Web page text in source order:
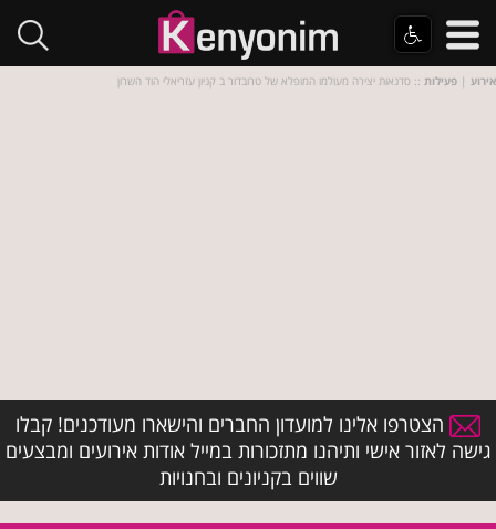
אירוע | פעילות :: סדנאות יצירה מעולמו המופלא של טרובדור ב קניון עזריאלי הוד השרון
הצטרפו אלינו למועדון החברים והישארו מעודכנים! קבלו
גישה לאזור אישי ותיהנו מתזכורות במייל אודות אירועים ומבצעים
שווים בקניונים ובחנויות